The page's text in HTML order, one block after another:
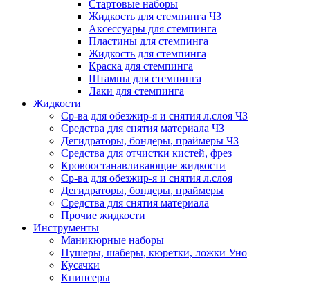
Стартовые наборы
Жидкость для стемпинга ЧЗ
Аксессуары для стемпинга
Пластины для стемпинга
Жидкость для стемпинга
Краска для стемпинга
Штампы для стемпинга
Лаки для стемпинга
Жидкости
Ср-ва для обезжир-я и снятия л.слоя ЧЗ
Средства для снятия материала ЧЗ
Дегидраторы, бондеры, праймеры ЧЗ
Средства для отчистки кистей, фрез
Кровоостанавливающие жидкости
Ср-ва для обезжир-я и снятия л.слоя
Дегидраторы, бондеры, праймеры
Средства для снятия материала
Прочие жидкости
Инструменты
Маникюрные наборы
Пушеры, шаберы, кюретки, ложки Уно
Кусачки
Книпсеры